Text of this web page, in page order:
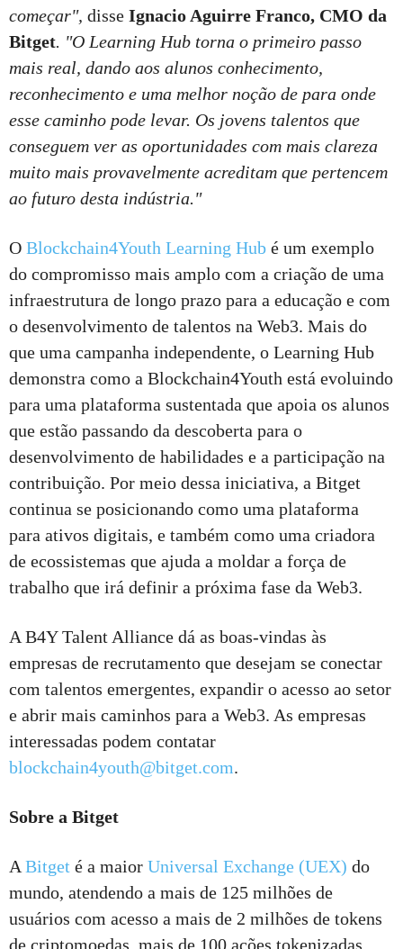
começar", disse Ignacio Aguirre Franco, CMO da
Bitget. "O Learning Hub torna o primeiro passo
mais real, dando aos alunos conhecimento,
reconhecimento e uma melhor noção de para onde
esse caminho pode levar. Os jovens talentos que
conseguem ver as oportunidades com mais clareza
muito mais provavelmente acreditam que pertencem
ao futuro desta indústria."
O Blockchain4Youth Learning Hub é um exemplo
do compromisso mais amplo com a criação de uma
infraestrutura de longo prazo para a educação e com
o desenvolvimento de talentos na Web3. Mais do
que uma campanha independente, o Learning Hub
demonstra como a Blockchain4Youth está evoluindo
para uma plataforma sustentada que apoia os alunos
que estão passando da descoberta para o
desenvolvimento de habilidades e a participação na
contribuição. Por meio dessa iniciativa, a Bitget
continua se posicionando como uma plataforma
para ativos digitais, e também como uma criadora
de ecossistemas que ajuda a moldar a força de
trabalho que irá definir a próxima fase da Web3.
A B4Y Talent Alliance dá as boas-vindas às
empresas de recrutamento que desejam se conectar
com talentos emergentes, expandir o acesso ao setor
e abrir mais caminhos para a Web3. As empresas
interessadas podem contatar
blockchain4youth@bitget.com.
Sobre a Bitget
A Bitget é a maior Universal Exchange (UEX) do
mundo, atendendo a mais de 125 milhões de
usuários com acesso a mais de 2 milhões de tokens
de criptomoedas, mais de 100 ações tokenizadas,